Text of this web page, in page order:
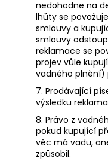
nedohodne na
lhůty se
smlouvy a
smlouvy
reklamace se
projev vůle
vadného plnění)
7. Prodávající
výsledku
8. Právo z
pokud kupující
věc má vadu,
způsobil.